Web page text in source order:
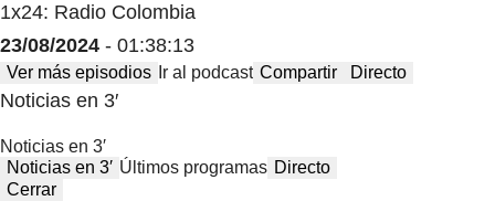
1x24: Radio Colombia
23/08/2024 - 01:38:13
Ver más episodios Ir al podcast Compartir Directo
Noticias en 3′
Noticias en 3′
Noticias en 3′ Últimos programas Directo
Cerrar